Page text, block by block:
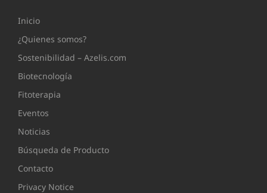
Inicio
¿Quienes somos?
Sostenibilidad – Azelis.com
Biotecnología
Fitoterapia
Eventos
Noticias
Búsqueda de Producto
Contacto
Privacy Notice